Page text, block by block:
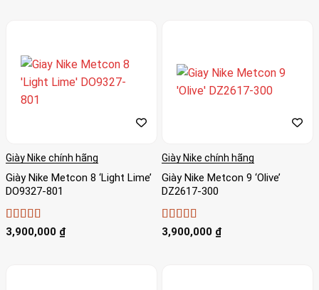
Giày Nike chính hãng
Giày Nike Metcon 8 ‘Light Lime’
DO9327-801
Được xếp
3,900,000 ₫
Giày Nike chính hãng
Giày Nike Metcon 9 ‘Olive’
DZ2617-300
Được xếp
3,900,000 ₫